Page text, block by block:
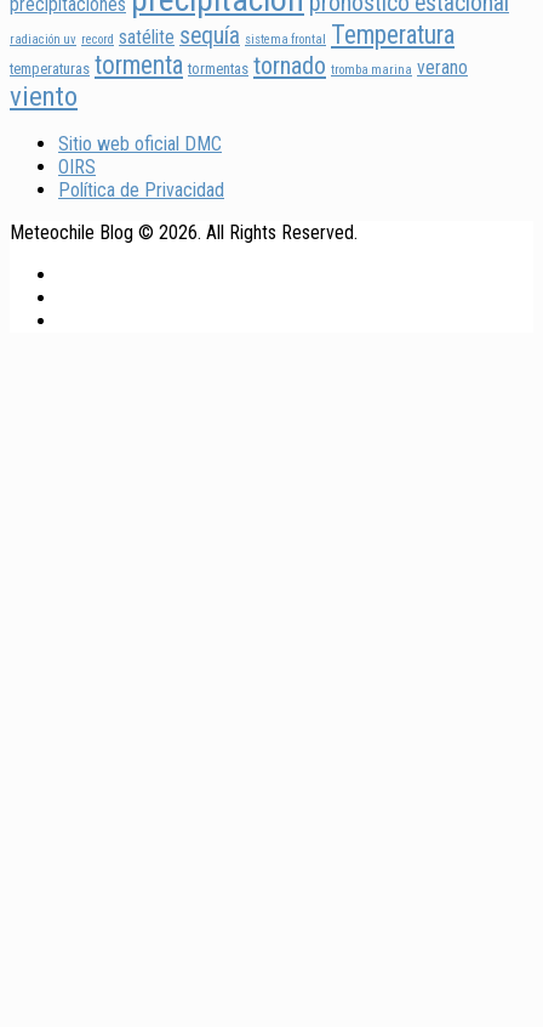
radiación uv record satélite sequía sistema frontal Temperatura
temperaturas tormenta tormentas tornado tromba marina verano
viento
Sitio web oficial DMC
OIRS
Política de Privacidad
Meteochile Blog © 2026. All Rights Reserved.